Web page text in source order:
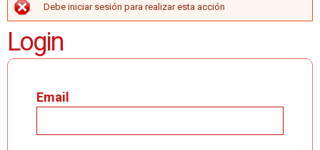
MENSAJE DE ERROR
Debe iniciar sesión para realizar esta acción
Login
Email